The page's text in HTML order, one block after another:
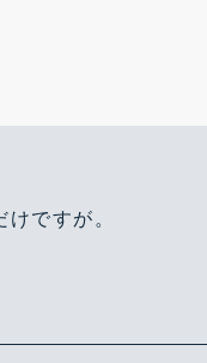
ですが。